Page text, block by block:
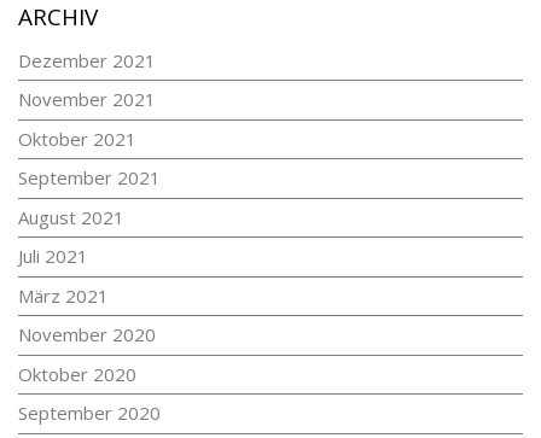
ARCHIV
Dezember 2021
November 2021
Oktober 2021
September 2021
August 2021
Juli 2021
März 2021
November 2020
Oktober 2020
September 2020